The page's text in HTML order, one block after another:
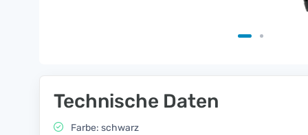
Technische Daten
Farbe: schwarz